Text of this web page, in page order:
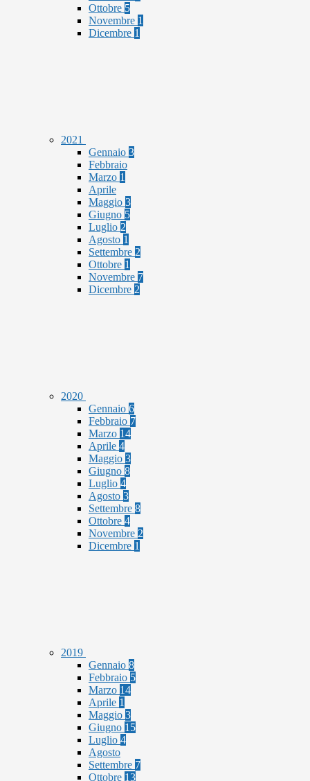
Ottobre 5
Novembre 1
Dicembre 1
2021
Gennaio 3
Febbraio
Marzo 1
Aprile
Maggio 3
Giugno 5
Luglio 2
Agosto 1
Settembre 2
Ottobre 1
Novembre 7
Dicembre 2
2020
Gennaio 6
Febbraio 7
Marzo 14
Aprile 4
Maggio 3
Giugno 8
Luglio 4
Agosto 3
Settembre 8
Ottobre 4
Novembre 2
Dicembre 1
2019
Gennaio 8
Febbraio 5
Marzo 14
Aprile 1
Maggio 3
Giugno 15
Luglio 4
Agosto
Settembre 7
Ottobre 13